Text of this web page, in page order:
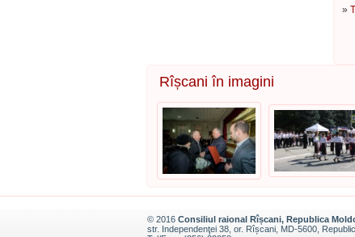
»
Rîșcani în imagini
© 2016 Consiliul raional Rîșcani, Republica
str. Independenţei 38, or. Rîșcani, MD-5600,